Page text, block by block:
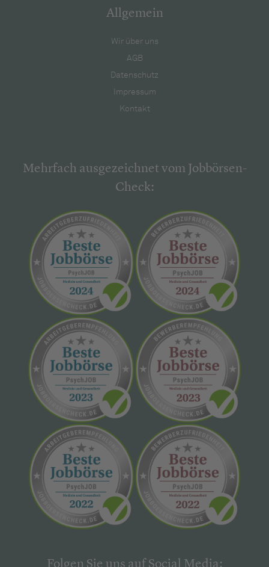
Allgemein
Wir über uns
AGB
Datenschutz
Impressum
Kontakt
Mehrfach ausgezeichnet vom Jobbörsen-
Check:
Folgen Sie uns auf Social Media: